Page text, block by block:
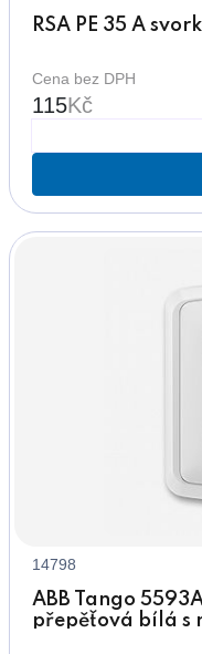
RSA PE 35 A
Cena bez DPH
115Kč
14798
ABB Tango
přepěťová bílá s